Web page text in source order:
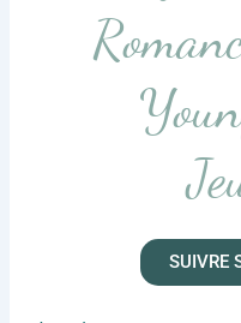
SUIVRE